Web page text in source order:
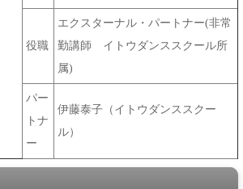
役職
エクスターナル・パートナー(非常
勤講師 イトウダンススクール所
属)
パー
トナ
ー
伊藤泰子（イトウダンススクー
ル）